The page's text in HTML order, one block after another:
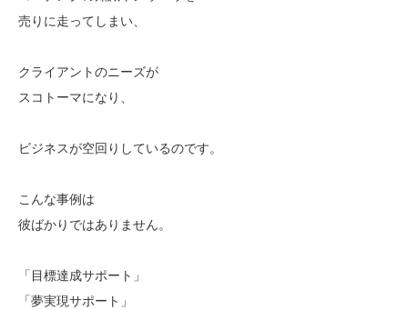
売りに走ってしまい、
クライアントのニーズが
スコトーマになり、
ビジネスが空回りしているのです。
こんな事例は
彼ばかりではありません。
「目標達成サポート」
「夢実現サポート」